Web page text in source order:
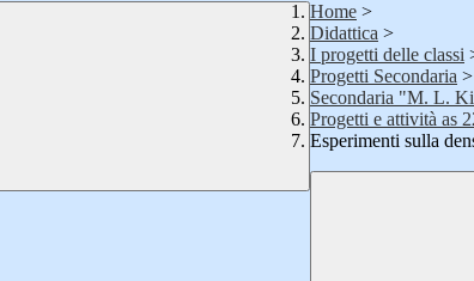
Home >
Didattica >
I progetti delle classi
Progetti Secondaria >
Secondaria "M. L.
Progetti e attività as
Esperimenti sulla